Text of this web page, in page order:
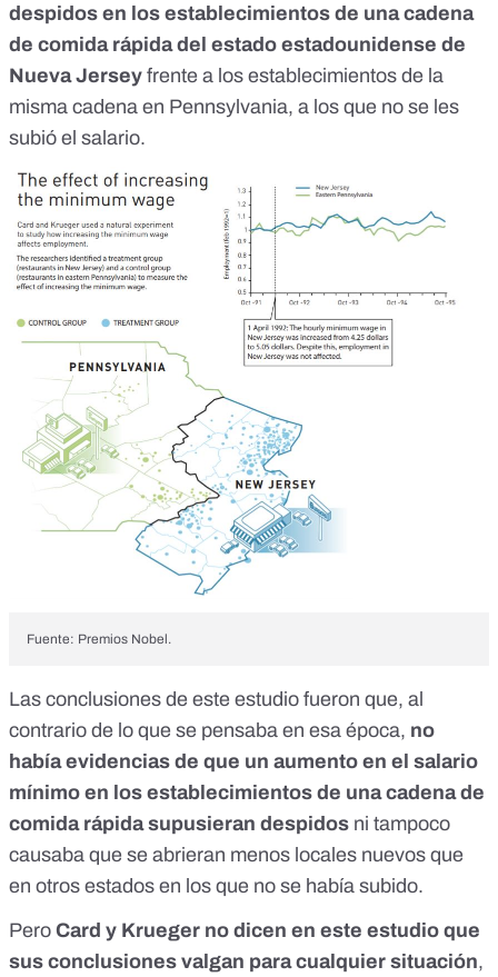
despidos en los establecimientos de una cadena
de comida rápida del estado estadounidense de
Nueva Jersey frente a los establecimientos de la
misma cadena en Pennsylvania, a los que no se les
subió el salario.
Fuente: Premios Nobel.
Las conclusiones de este estudio fueron que, al
contrario de lo que se pensaba en esa época, no
había evidencias de que un aumento en el salario
mínimo en los establecimientos de una cadena de
comida rápida supusieran despidos ni tampoco
causaba que se abrieran menos locales nuevos que
en otros estados en los que no se había subido.
Pero Card y Krueger no dicen en este estudio que
sus conclusiones valgan para cualquier situación,